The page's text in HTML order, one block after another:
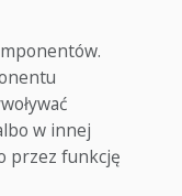
w innej
przez funkcję